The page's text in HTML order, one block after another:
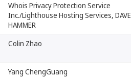
Whois Privacy Protection Service
Inc./Lighthouse Hosting Services, DAVE
HAMMER
Colin Zhao
Yang ChengGuang